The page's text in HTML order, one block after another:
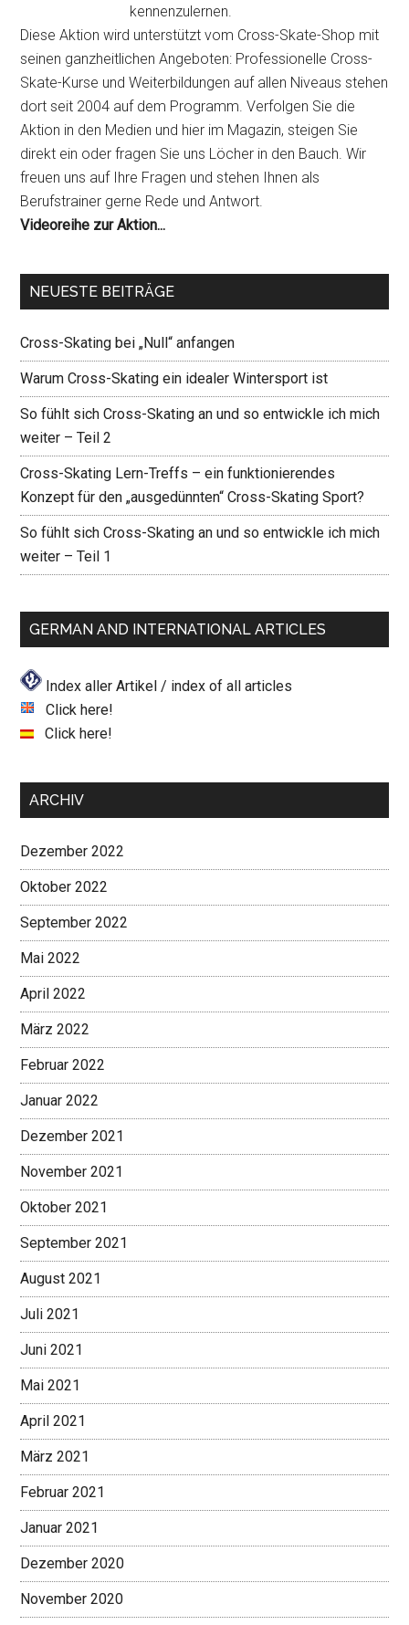
kennenzulernen.
Diese Aktion wird unterstützt vom Cross-Skate-Shop mit
seinen ganzheitlichen Angeboten: Professionelle Cross-
Skate-Kurse und Weiterbildungen auf allen Niveaus stehen
dort seit 2004 auf dem Programm. Verfolgen Sie die
Aktion in den Medien und hier im Magazin, steigen Sie
direkt ein oder fragen Sie uns Löcher in den Bauch. Wir
freuen uns auf Ihre Fragen und stehen Ihnen als
Berufstrainer gerne Rede und Antwort.
Videoreihe zur Aktion...
NEUESTE BEITRÄGE
Cross-Skating bei „Null“ anfangen
Warum Cross-Skating ein idealer Wintersport ist
So fühlt sich Cross-Skating an und so entwickle ich mich
weiter – Teil 2
Cross-Skating Lern-Treffs – ein funktionierendes
Konzept für den „ausgedünnten“ Cross-Skating Sport?
So fühlt sich Cross-Skating an und so entwickle ich mich
weiter – Teil 1
GERMAN AND INTERNATIONAL ARTICLES
Index aller Artikel / index of all articles
Click here!
Click here!
ARCHIV
Dezember 2022
Oktober 2022
September 2022
Mai 2022
April 2022
März 2022
Februar 2022
Januar 2022
Dezember 2021
November 2021
Oktober 2021
September 2021
August 2021
Juli 2021
Juni 2021
Mai 2021
April 2021
März 2021
Februar 2021
Januar 2021
Dezember 2020
November 2020